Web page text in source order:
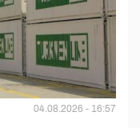
04.08.2026 - 16:57